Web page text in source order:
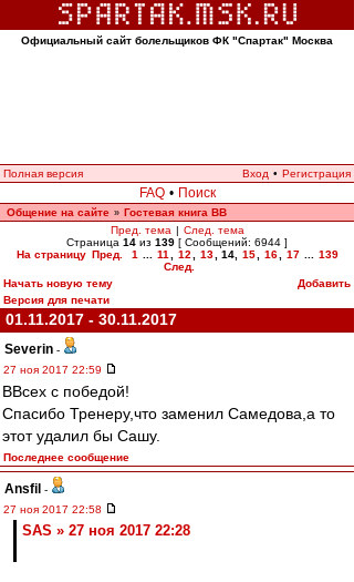
Официальный сайт болельщиков ФК "Спартак" Москва
Полная версия Вход • Регистрация
FAQ • Поиск
Общение на сайте » Гостевая книга ВВ
Пред. тема | След. тема
Страница 14 из 139 [ Сообщений: 6944 ]
На страницу Пред. 1 11 12 13 14, 15 16 17
139
След.
Начать новую тему
Добавить
Версия для печати
01.11.2017 - 30.11.2017
Severin -
27 ноя 2017 22:59
ВВсех с победой!
Спасибо Тренеру,что заменил Самедова,а то
этот удалил бы Сашу.
Последнее сообщение
Ansfil -
27 ноя 2017 22:58
SAS » 27 ноя 2017 22:28